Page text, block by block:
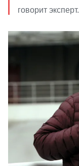
говорит эксперт.